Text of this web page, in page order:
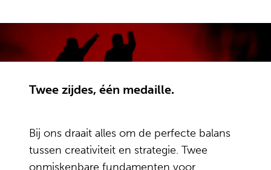
Twee zijdes, één medaille.
Bij ons draait alles om de perfecte balans
tussen creativiteit en strategie. Twee
onmiskenbare fundamenten voor